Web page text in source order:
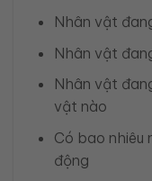
Nhân vật
Nhân vật
Nhân vật
vật nào
Có bao nhiêu
động